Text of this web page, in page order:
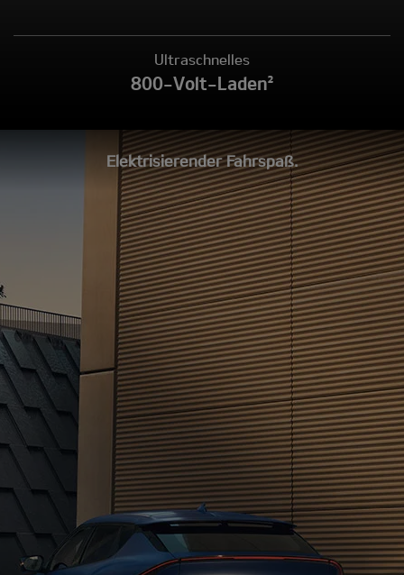
Ultraschnelles
800-Volt-Laden²
Elektrisierender Fahrspaß.